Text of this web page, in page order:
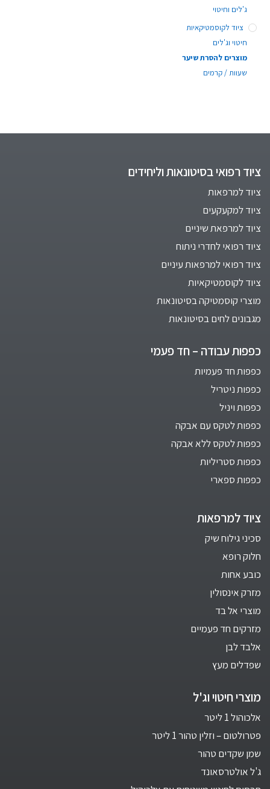
ג'לים וחיטוי
ציוד לקוסמטיקאיות
חיטוי וג'לים
מוצרים להסרת שיער
שעוות / קרמים
ציוד רפואי בסיטונאות וליחידים
ציוד למרפאות
ציוד למקעקעים
ציוד למרפאת שיניים
ציוד רפואי לחדרי ניתוח
ציוד רפואי למרפאות עיניים
ציוד לקוסמטיקאיות
מוצרי קוסמטיקה בסיטונאות
מגבונים לחים בסיטונאות
כפפות עבודה – חד פעמי
כפפות חד פעמיות
כפפות ניטריל
כפפות ויניל
כפפות לטקס עם אבקה
כפפות לטקס ללא אבקה
כפפות סטריליות
כפפות ספארי
ציוד למרפאות
סכיני גילוח שיק
חלוק רופא
כובע אחות
מזרק אינסולין
מוצרי אל בד
מזרקים חד פעמיים
אלבד לבן
שפדלים מעץ
מוצרי חיטוי וג'ל
אלכוהול 1 ליטר
פטרולטום – וזלין טהור 1 ליטר
שמן שקדים טהור
ג'ל אולטרסאונד